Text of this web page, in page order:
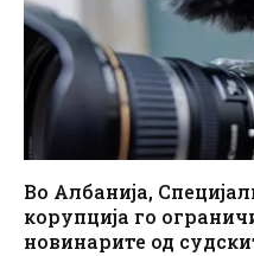
Во Албанија,
корупција го
новинарите од